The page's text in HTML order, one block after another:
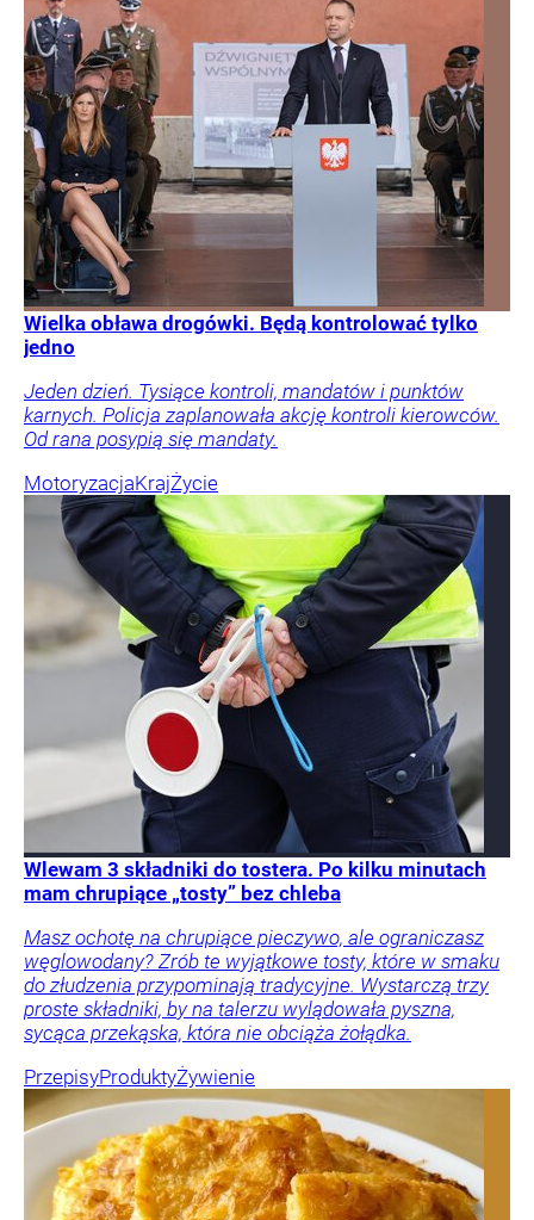
Wielka obława drogówki. Będą kontrolować tylko
jedno
Jeden dzień. Tysiące kontroli, mandatów i punktów
karnych. Policja zaplanowała akcję kontroli kierowców.
Od rana posypią się mandaty.
MotoryzacjaKrajŻycie
Wlewam 3 składniki do tostera. Po kilku minutach
mam chrupiące „tosty” bez chleba
Masz ochotę na chrupiące pieczywo, ale ograniczasz
węglowodany? Zrób te wyjątkowe tosty, które w smaku
do złudzenia przypominają tradycyjne. Wystarczą trzy
proste składniki, by na talerzu wylądowała pyszna,
sycąca przekąska, która nie obciąża żołądka.
PrzepisyProduktyŻywienie